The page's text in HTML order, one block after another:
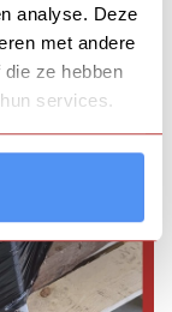
analyse. Deze
met andere
ze hebben
services.